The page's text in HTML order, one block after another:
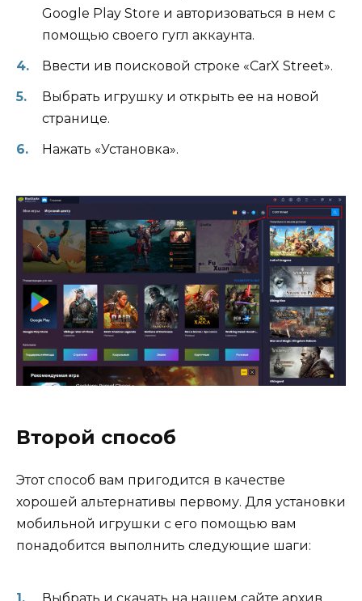
Google Play Store и авторизоваться в нем с
помощью своего гугл аккаунта.
Ввести ив поисковой строке «CarX Street».
Выбрать игрушку и открыть ее на новой
странице.
Нажать «Установка».
Второй способ
Этот способ вам пригодится в качестве
хорошей альтернативы первому. Для установки
мобильной игрушки с его помощью вам
понадобится выполнить следующие шаги: